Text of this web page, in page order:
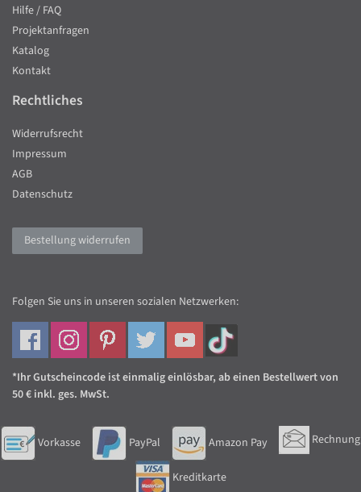
Hilfe / FAQ
Projektanfragen
Katalog
Kontakt
Rechtliches
Widerrufsrecht
Impressum
AGB
Datenschutz
Bestellung widerrufen
Folgen Sie uns in unseren sozialen Netzwerken:
*Ihr Gutscheincode ist einmalig einlösbar, ab einen Bestellwert von
50 € inkl. ges. MwSt.
Vorkasse PayPal Amazon Pay Rechnung
Kreditkarte